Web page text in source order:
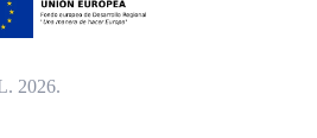
2026.